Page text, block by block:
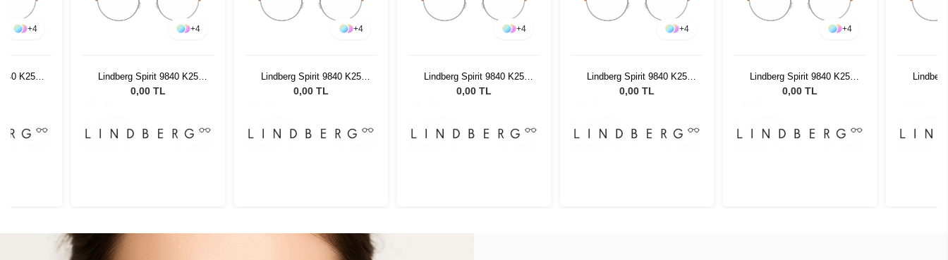
+4
K25
+4
Lindberg Spirit 9840 K25
M10 46 135
0,00 TL
+4
Lindberg Spirit 9840 K25
M10 46 135
0,00 TL
+4
Lindberg Spirit 9840 K25
M10 46 135
0,00 TL
+4
Lindberg Spirit 9840 K25
M10 46 135
0,00 TL
+4
Lindberg Spirit 9840 K25
M10 46 135
0,00 TL